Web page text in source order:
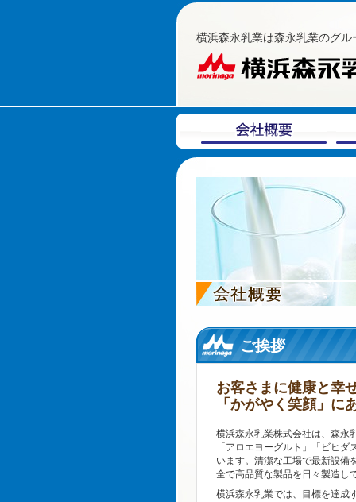
横浜森永乳業は森永乳業のグ
ご挨拶
お客さまに健康と幸
「かがやく笑顔」に
横浜森永乳業株式会社は、森永
「アロエヨーグルト」「ビヒ
います。清潔な工場で最新設備
全で高品質な製品を日々製造し
横浜森永乳業では、目標を達成